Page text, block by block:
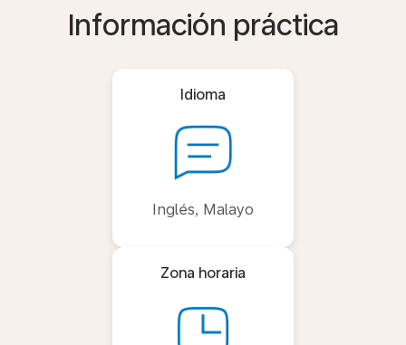
Información práctica
Idioma
Inglés, Malayo
Zona horaria